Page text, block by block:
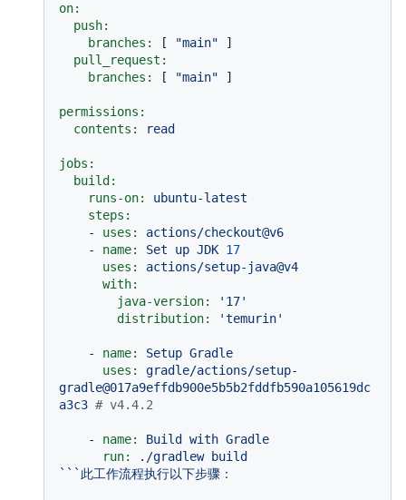
on:
push:
branches:
[ "main" ]
pull_request:
branches:
[ "main" ]
permissions:
contents:
read
jobs:
build:
runs-on:
ubuntu-latest
steps:
-
uses:
actions/checkout@v6
-
name: Set up JDK 17
uses:
actions/setup-java@v4
with:
java-version:
'17'
distribution:
'temurin'
- name: Setup Gradle
uses:
gradle/actions/setup-
gradle@017a9effdb900e5b5b2fddfb590a105619dc
a3c3 # v4.4.2
- name: Build with Gradle
run:
./gradlew
build
```此工作流程执行以下步骤：